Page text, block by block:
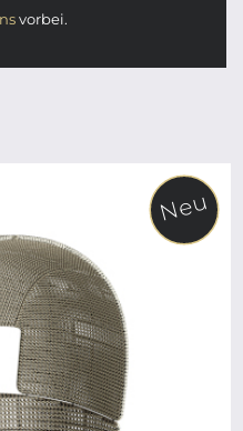
vorbei.
Neu